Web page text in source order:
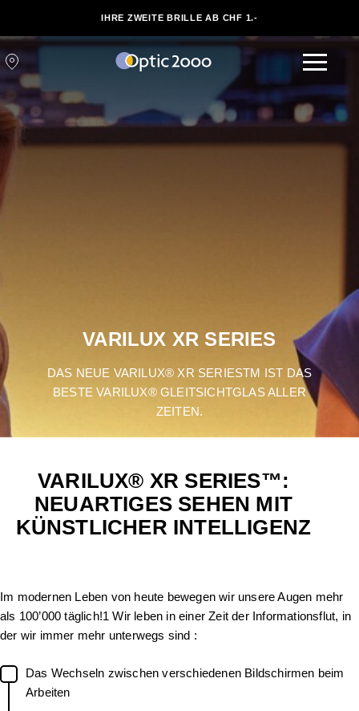
IHRE ZWEITE BRILLE AB CHF 1.-
VARILUX XR SERIES
DAS NEUE VARILUX® XR SERIESTM IST DAS
BESTE VARILUX® GLEITSICHTGLAS ALLER
ZEITEN.
VARILUX® XR SERIES™:
NEUARTIGES SEHEN MIT
KÜNSTLICHER INTELLIGENZ
Im modernen Leben von heute bewegen wir unsere Augen mehr
als 100’000 täglich!1 Wir leben in einer Zeit der Informationsflut, in
der wir immer mehr unterwegs sind :
Das Wechseln zwischen verschiedenen Bildschirmen beim
Arbeiten